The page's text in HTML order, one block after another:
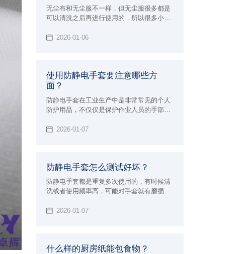
无尘布和无尘服不一样，但无尘服很多都是
可以清洗之后再进行使用的，所以很多小伙
用吗？现在由小辉来告知大家一下，让大家
2026-01-06
使用防静电手套要注意哪些方
面？
防静电手套在工业生产中是非常常见的个人
防护用品，不仅仅是保护作业人员的手部安
职业危害。但在使用的过程中也有一些事
2026-01-07
防静电手套怎么测试好坏？
防静电手套都是重复多次使用的，有时候清
洗或者使用频率高，可能对手套就有磨损，
果，那么防静电手套怎么测试好坏呢？小辉
2026-01-07
什么样的厨房纸能包食物？